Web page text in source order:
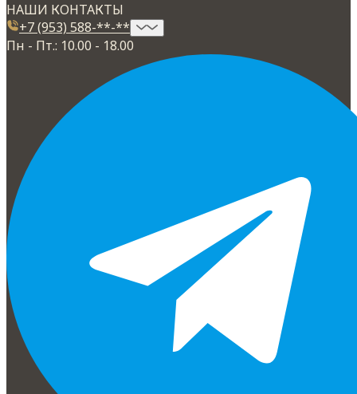
НАШИ КОНТАКТЫ
+7 (953) 588-**-**
Пн - Пт.: 10.00 - 18.00